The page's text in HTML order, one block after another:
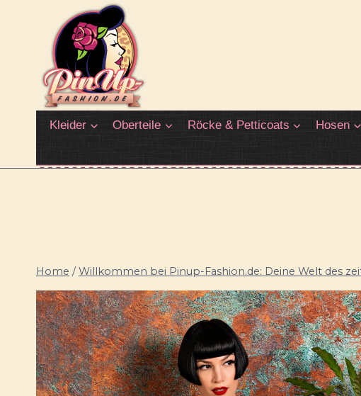
springen
Kleider Oberteile Röcke & Petticoats Hosen
Home / Willkommen bei Pinup-Fashion.de: Deine Welt des